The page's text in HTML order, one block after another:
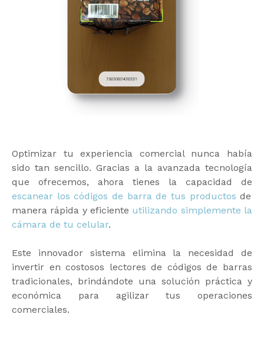
Optimizar tu experiencia comercial nunca había
sido tan sencillo. Gracias a la avanzada tecnología
que ofrecemos, ahora tienes la capacidad de
escanear los códigos de barra de tus productos de
manera rápida y eficiente utilizando simplemente la
cámara de tu celular.
Este innovador sistema elimina la necesidad de
invertir en costosos lectores de códigos de barras
tradicionales, brindándote una solución práctica y
económica para agilizar tus operaciones
comerciales.